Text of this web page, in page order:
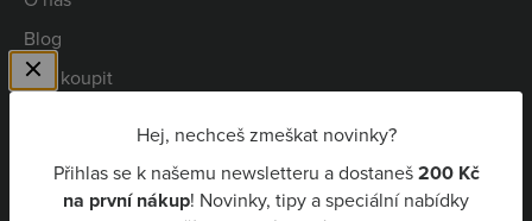
Hej, nechceš zmeškat novinky?
Přihlas se k našemu newsletteru a dostaneš200 Kč
na první nákup! Novinky, tipy a speciální nabídky
Blog
Kde koupit
Niceboy Pay